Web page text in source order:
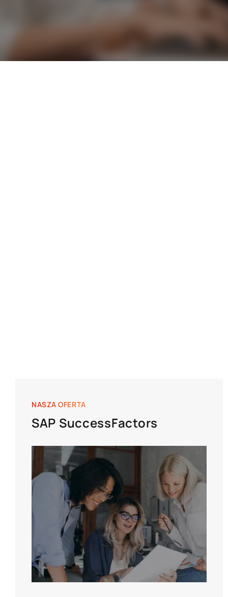
SAP dla przemysłu chemicznego
SAP dla
SAP dla
NASZA OFERTA
SAP SuccessFactors